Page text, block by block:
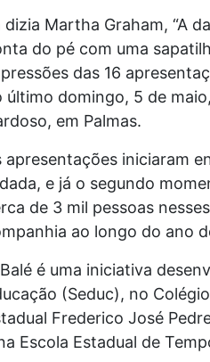
dizia Martha Graham, “A
do pé com uma
das 16
último domingo, 5 de
em Palmas.
apresentações iniciaram
e já o segundo
de 3 mil pessoas
ao longo do ano
é uma iniciativa
(Seduc), no
Frederico José
Escola Estadual de